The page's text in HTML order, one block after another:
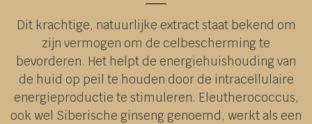
Dit krachtige, natuurlijke extract staat bekend om
zijn vermogen om de celbescherming te
bevorderen. Het helpt de energiehuishouding van
de huid op peil te houden door de intracellulaire
energieproductie te stimuleren. Eleutherococcus,
ook wel Siberische ginseng genoemd, werkt als een